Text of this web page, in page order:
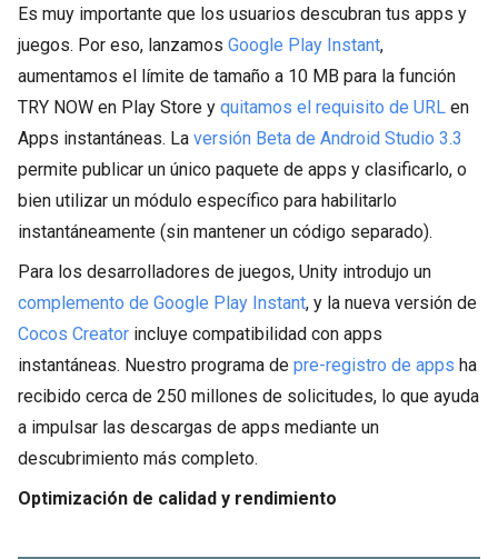
Es muy importante que los usuarios descubran tus apps y
juegos. Por eso, lanzamos Google Play Instant,
aumentamos el límite de tamaño a 10 MB para la función
TRY NOW en Play Store y quitamos el requisito de URL en
Apps instantáneas. La versión Beta de Android Studio 3.3
permite publicar un único paquete de apps y clasificarlo, o
bien utilizar un módulo específico para habilitarlo
instantáneamente (sin mantener un código separado).
Para los desarrolladores de juegos, Unity introdujo un
complemento de Google Play Instant, y la nueva versión de
Cocos Creator incluye compatibilidad con apps
instantáneas. Nuestro programa de pre-registro de apps ha
recibido cerca de 250 millones de solicitudes, lo que ayuda
a impulsar las descargas de apps mediante un
descubrimiento más completo.
Optimización de calidad y rendimiento